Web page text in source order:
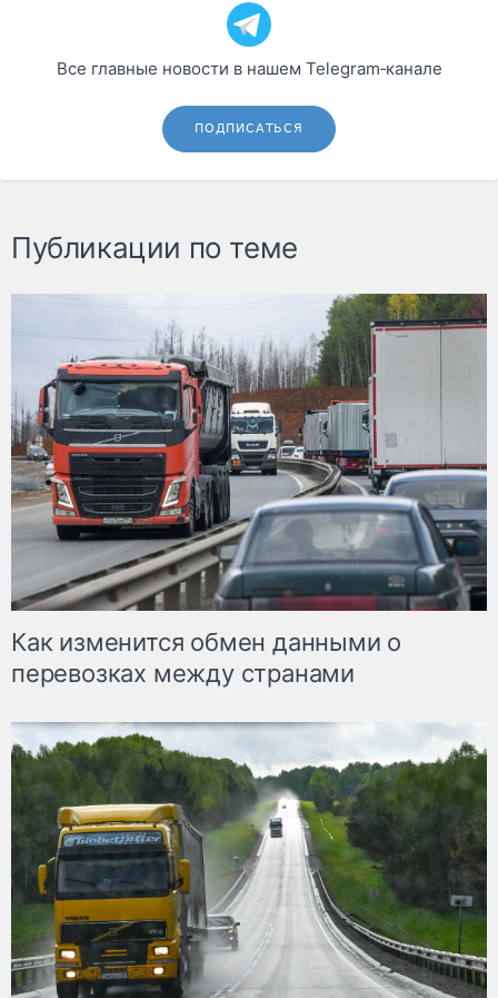
Все главные новости в нашем Telegram‑канале
ПОДПИСАТЬСЯ
Публикации по теме
Как изменится обмен данными о
перевозках между странами